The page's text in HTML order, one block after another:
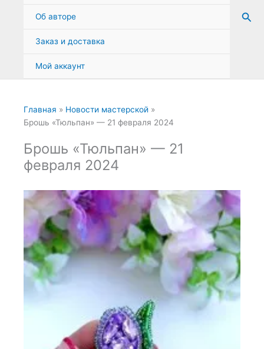
Об авторе
Заказ и доставка
Мой аккаунт
Главная
Новости мастерской
Брошь «Тюльпан» — 21 февраля 2024
Брошь «Тюльпан» — 21
февраля 2024